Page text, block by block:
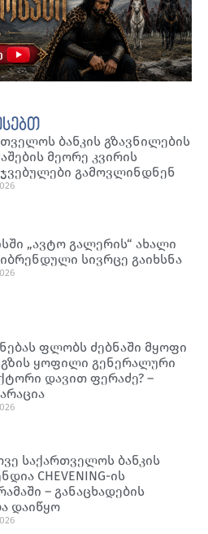
ბანკის გზავნილების
მეორე კვირის
გამოვლინდნენ
„ავტო გალერის“ ახალი
სივრცე გაიხსნა
ფლობს ძებნაში მყოფი
ყოფილი გენერალური
დავით ფერაძე? –
საქართველოს ბანკის
CHEVENING-ის
– განაცხადების
დაიწყო